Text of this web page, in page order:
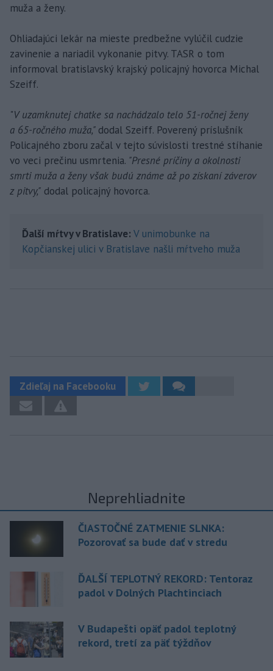
muža a ženy.
Ohliadajúci lekár na mieste predbežne vylúčil cudzie
zavinenie a nariadil vykonanie pitvy. TASR o tom
informoval bratislavský krajský policajný hovorca Michal
Szeiff.
"V uzamknutej chatke sa nachádzalo telo 51-ročnej ženy
a 65-ročného muža," dodal Szeiff. Poverený príslušník
Policajného zboru začal v tejto súvislosti trestné stíhanie
vo veci prečinu usmrtenia. "Presné príčiny a okolnosti
smrti muža a ženy však budú známe až po získaní záverov
z pitvy," dodal policajný hovorca.
Ďalší mŕtvy v Bratislave: V unimobunke na
Kopčianskej ulici v Bratislave našli mŕtveho muža
Zdieľaj na Facebooku
Neprehliadnite
ČIASTOČNÉ ZATMENIE SLNKA:
Pozorovať sa bude dať v stredu
ĎALŠÍ TEPLOTNÝ REKORD: Tentoraz
padol v Dolných Plachtinciach
V Budapešti opäť padol teplotný
rekord, tretí za päť týždňov